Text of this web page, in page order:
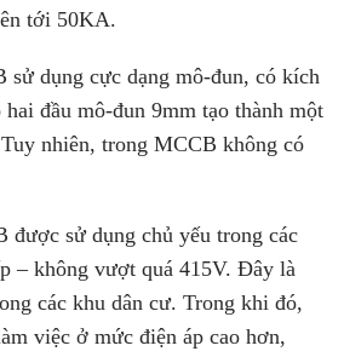
tới 50KA.
sử dụng cực dạng mô-đun, có kích
đầu mô-đun 9mm tạo thành một
nhiên, trong MCCB không có
được sử dụng chủ yếu trong các
– không vượt quá 415V. Đây là
các khu dân cư. Trong khi đó,
việc ở mức điện áp cao hơn,